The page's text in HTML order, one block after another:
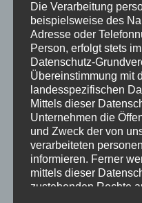
Die Verarbeitung
beispielsweise des
Adresse oder
Person, erfolgt stets
Datenschutz-
Übereinstimmung mit
landesspezifischen
Mittels dieser
Unternehmen die
und Zweck der von
verarbeiteten
informieren. Ferner
mittels dieser
zustehenden Rechte